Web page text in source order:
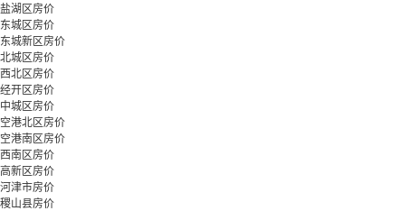
盐湖区房价
东城区房价
东城新区房价
北城区房价
西北区房价
经开区房价
中城区房价
空港北区房价
空港南区房价
西南区房价
高新区房价
河津市房价
稷山县房价